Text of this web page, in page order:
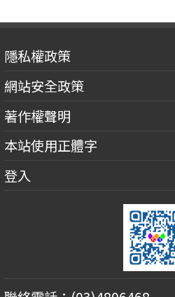
隱私權政策
網站安全政策
著作權聲明
本站使用正體字
登入